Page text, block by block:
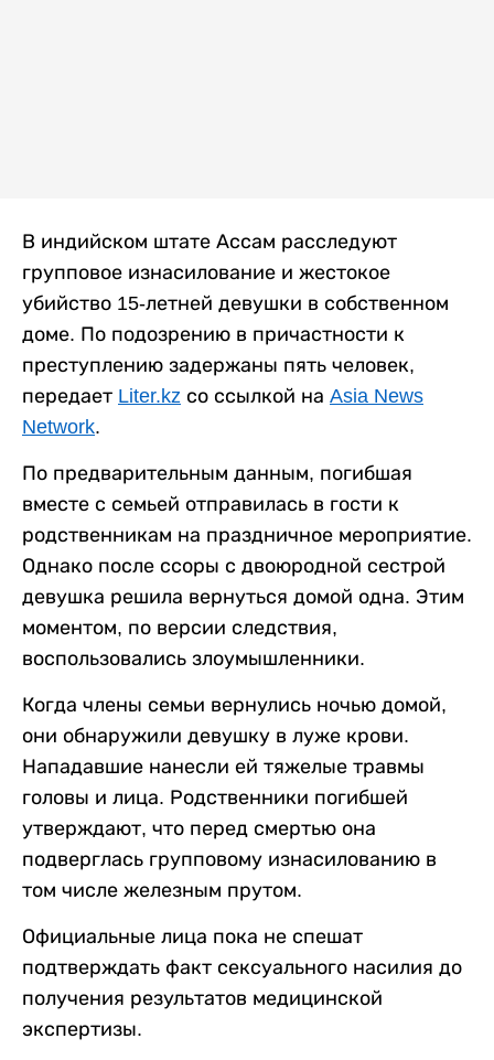
В индийском штате Ассам расследуют
групповое изнасилование и жестокое
убийство 15-летней девушки в собственном
доме. По подозрению в причастности к
преступлению задержаны пять человек,
передает Liter.kz со ссылкой на Asia News
Network.
По предварительным данным, погибшая
вместе с семьей отправилась в гости к
родственникам на праздничное мероприятие.
Однако после ссоры с двоюродной сестрой
девушка решила вернуться домой одна. Этим
моментом, по версии следствия,
воспользовались злоумышленники.
Когда члены семьи вернулись ночью домой,
они обнаружили девушку в луже крови.
Нападавшие нанесли ей тяжелые травмы
головы и лица. Родственники погибшей
утверждают, что перед смертью она
подверглась групповому изнасилованию в
том числе железным прутом.
Официальные лица пока не спешат
подтверждать факт сексуального насилия до
получения результатов медицинской
экспертизы.